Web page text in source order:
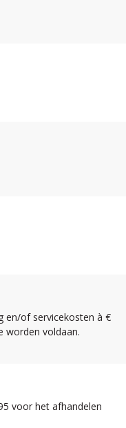
en/of servicekosten à €
worden voldaan.
voor het afhandelen